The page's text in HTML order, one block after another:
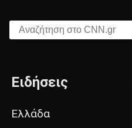
Αναζήτηση στο CNN.gr
Ειδήσεις
Ελλάδα